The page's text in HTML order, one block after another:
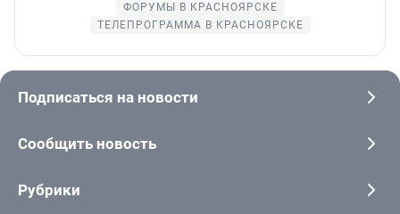
ФОРУМЫ В КРАСНОЯРСКЕ
ТЕЛЕПРОГРАММА В КРАСНОЯРСКЕ
Подписаться на новости
Сообщить новость
Рубрики